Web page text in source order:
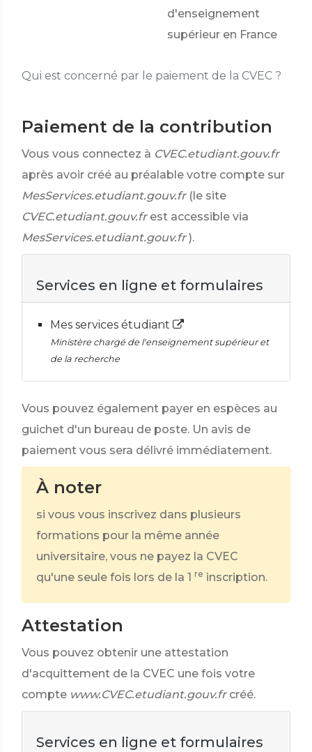
Qui est concerné par le paiement de la CVEC ?
d'enseignement
supérieur en France
Paiement de la contribution
Vous vous connectez à CVEC.etudiant.gouv.fr
après avoir créé au préalable votre compte sur
MesServices.etudiant.gouv.fr (le site
CVEC.etudiant.gouv.fr est accessible via
MesServices.etudiant.gouv.fr ).
Services en ligne et formulaires
Mes services étudiant
Ministère chargé de l'enseignement supérieur et
de la recherche
Vous pouvez également payer en espèces au
guichet d'un bureau de poste. Un avis de
paiement vous sera délivré immédiatement.
À noter
si vous vous inscrivez dans plusieurs
formations pour la même année
universitaire, vous ne payez la CVEC
qu'une seule fois lors de la 1 re inscription.
Attestation
Vous pouvez obtenir une attestation
d'acquittement de la CVEC une fois votre
compte www.CVEC.etudiant.gouv.fr créé.
Services en ligne et formulaires